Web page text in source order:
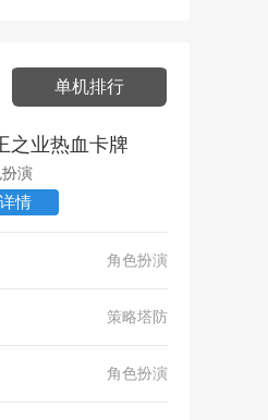
单机排行
之业热血卡牌
演
详情
角色扮演
策略塔防
角色扮演